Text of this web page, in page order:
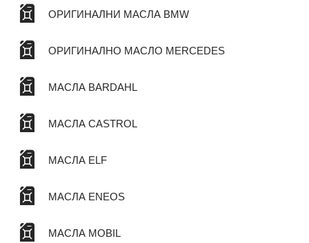
ОРИГИНАЛНИ МАСЛА BMW
ОРИГИНАЛНО МАСЛО MERCEDES
МАСЛА BARDAHL
МАСЛА CASTROL
МАСЛА ELF
МАСЛА ENEOS
МАСЛА MOBIL